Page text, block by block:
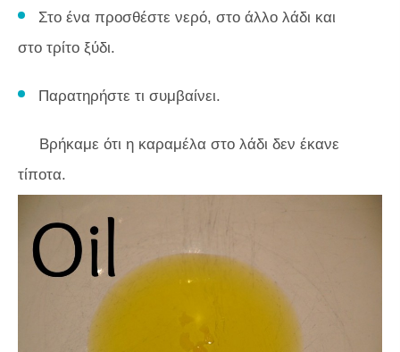
Στο ένα προσθέστε νερό, στο άλλο λάδι και
στο τρίτο ξύδι.
Παρατηρήστε τι συμβαίνει.
Βρήκαμε ότι η καραμέλα στο λάδι δεν έκανε
τίποτα.